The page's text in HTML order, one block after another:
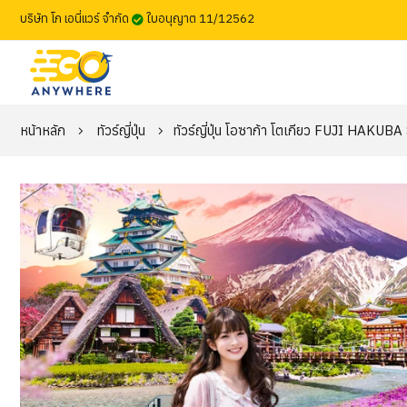
บริษัท โก เอนี่แวร์ จำกัด ใบอนุญาต 11/12562
หน้าหลัก ทัวร์ญี่ปุ่น ทัวร์ญี่ปุ่น โอซาก้า โตเกียว FUJI